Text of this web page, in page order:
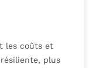
les coûts et
plus